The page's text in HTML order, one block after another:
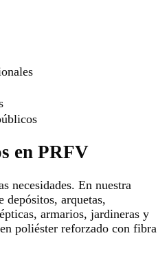
en PRFV
necesidades. En nuestra
depósitos, arquetas,
armarios, jardineras y
poliéster reforzado con fibra